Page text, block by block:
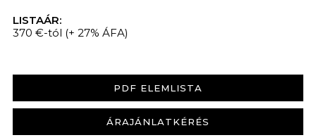
LISTAÁR:
370 €-tól (+ 27% ÁFA)
PDF ELEMLISTA
ÁRAJÁNLATKÉRÉS